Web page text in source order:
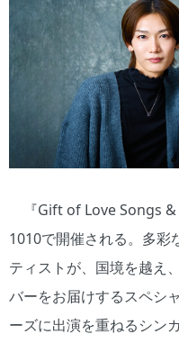
『Gift of Love Songs &
1010で開催される。多彩
ティストが、国境を越え
バーをお届けするスペシ
ーズに出演を重ねるシン